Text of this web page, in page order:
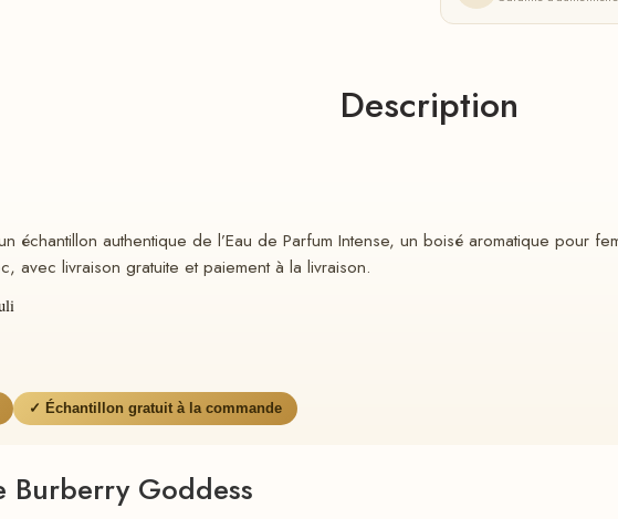
Description
échantillon authentique de l’Eau de Parfum Intense, un boisé aromatique pour
avec livraison gratuite et paiement à la livraison.
✓ Échantillon gratuit à la commande
Burberry Goddess